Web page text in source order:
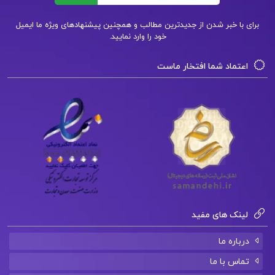
کتاب پیشنهادی📚
دانلود فایل PDF کتاب انگیزش و هیجان جان
دانلود فایل PDF کتاب روش های محاسبات عددی
برای با خبر شدن از جدیدترین مطالب و همچنین پیشنهادهای ویژه ما ایمیل
خود را وارد نمایید.
اعتماد شما افتخار ماست
لینک های مفید
درباره ما
تماس با ما